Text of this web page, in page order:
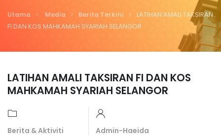
Utama Media Berita Terkini
LATIHAN AMALI TAKSIRAN
FI DAN KOS MAHKAMAH SYARIAH SELANGOR
LATIHAN AMALI TAKSIRAN FI DAN KOS
MAHKAMAH SYARIAH SELANGOR
Berita & Aktiviti Admin-Haeida